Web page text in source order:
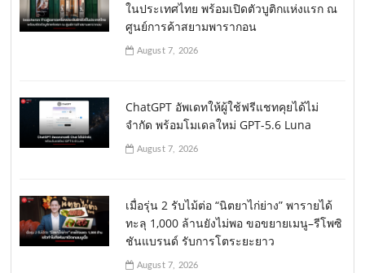
ในประเทศไทย พร้อมเปิดตัวบูติกแห่งแรก ณ
ศูนย์การค้าสยามพารากอน
August 7, 2026
ChatGPT อัพเดทให้ผู้ใช้ฟรีแชทคุยได้ไม่
จำกัด พร้อมโมเดลใหม่ GPT-5.6 Luna
August 7, 2026
เมื่อรุ่น 2 รับไม้ต่อ “นิตยาไก่ย่าง” พารายได้
ทะลุ 1,000 ล้านยังไม่พอ ขอขยายเมนู–รีโพซิ
ชันแบรนด์ รับการโตระยะยาว
August 7, 2026